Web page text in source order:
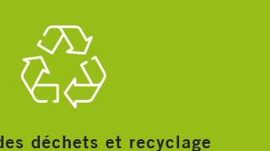
déchets et recyclage